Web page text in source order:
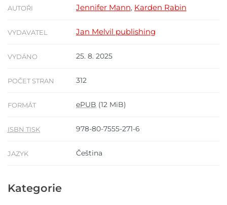
AUTOŘI Jennifer Mann, Karden Rabin
VYDAVATEL Jan Melvil publishing
VYDÁNO 25. 8. 2025
POČET STRAN 312
FORMÁT ePUB (12 MiB)
ISBN TISK 978-80-7555-271-6
JAZYK Čeština
Kategorie